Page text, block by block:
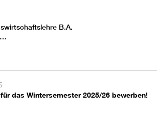
B.A.
das Wintersemester 2025/26 bewerben!